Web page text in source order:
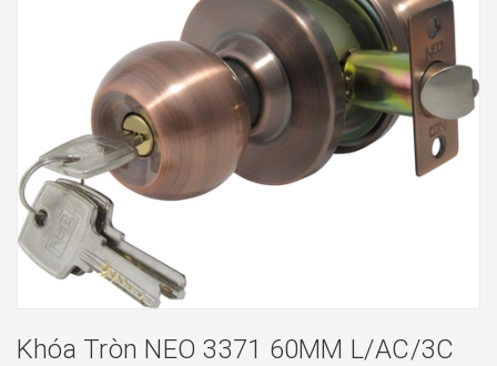
Khóa Tròn NEO 3371 60MM L/AC/3C